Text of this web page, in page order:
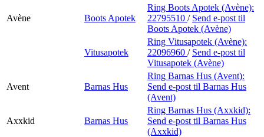
Avène Boots Apotek
Ring Boots Apotek (Avène):
22795510 / Send e-post til
Boots Apotek (Avène)
Vitusapotek
Ring Vitusapotek (Avène):
22096960 / Send e-post til
Vitusapotek (Avène)
Avent Barnas Hus
Ring Barnas Hus (Avent):
Send e-post til Barnas Hus
(Avent)
Axxkid Barnas Hus
Ring Barnas Hus (Axxkid):
Send e-post til Barnas Hus
(Axxkid)